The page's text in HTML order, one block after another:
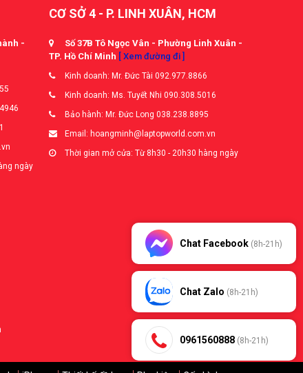
-
ngày
CƠ SỞ 4 - P. LINH XUÂN, HCM
Số 37B Tô Ngọc Vân - Phường Linh Xuân -
TP. Hồ Chí Minh [ Xem đường đi ]
Kinh doanh: Mr. Đức Tài 092.977.8866
Kinh doanh: Ms. Tuyết Nhi 090.308.5016
Bảo hành: Mr. Đức Long 038.238.8895
Email: hoangminh@laptopworld.com.vn
Thời gian mở cửa: Từ 8h30 - 20h30 hàng ngày
Chat Facebook (8h-21h)
Chat Zalo (8h-21h)
0961560888 (8h-21h)